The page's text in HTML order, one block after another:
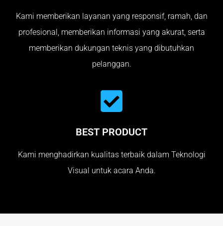
Kami memberikan layanan yang responsif, ramah, dan
profesional, memberikan informasi yang akurat, serta
memberikan dukungan teknis yang dibutuhkan
pelanggan.
BEST PRODUCT
Kami menghadirkan kualitas terbaik dalam Teknologi
Visual untuk acara Anda.